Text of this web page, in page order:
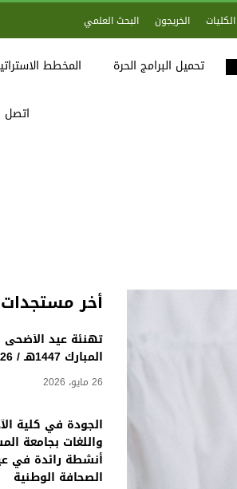
الكليات الخريجون البحث العلمي
تحميل البرامج الحرة المخطط
اتصل
أخر مستجدات
تهنئة عيد الأضحى
المبارك 1447هـ / 2026م
26 مايو، 2026
الجودة في كلية
واللغات بجامعة
أنشطة رائدة في
الصحافة الوطنية